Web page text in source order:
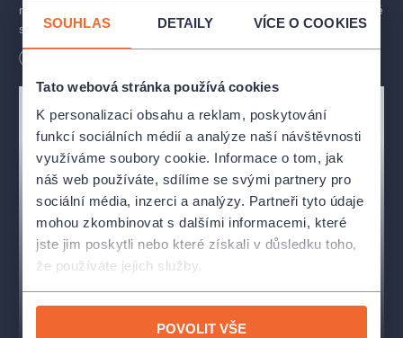
SOUHLAS DETAILY VÍCE O COOKIES
Tato webová stránka používá cookies
K personalizaci obsahu a reklam, poskytování
funkcí sociálních médií a analýze naší návštěvnosti
využíváme soubory cookie. Informace o tom, jak
náš web používáte, sdílíme se svými partnery pro
sociální média, inzerci a analýzy. Partneři tyto údaje
mohou zkombinovat s dalšími informacemi, které
jste jim poskytli nebo které získali v důsledku toho,
že používáte jejich služby.
POVOLIT VŠE
může počítat? Komu věřit? Jak moc se může spolehnout na své
schopnosti? Jakou roli hraje náhoda? A – jaká hra se vlastně
hraje?
ICHAREV: ŽÍT JAKO HLUPÁK, TO NENÍ UMĚNÍ. ALE ŽÍT
VTIPNĚ A CHYTŘE, ŽÍT TAK, ŽE VŠECHNY PODVEDEŠ, ALE
TEBE NEPODVEDE NIKDO – TO JE UMĚNÍ, TO JE KUMŠT,
jednoho ze svých ikonických titulů – Gogolových HRÁČŮ –
tentokrát v režiiLukáše Brutovského:
„POZVANIE REŽÍROVAŤ V ČK JE PRE MŇA
ŠPECIFICKÉ TÝM, ŽE IDE O VEDOMÝ DVOJITÝ
REŽISÉR (PO 8 ROKOCH) VRACIAM K TEXTU, NA